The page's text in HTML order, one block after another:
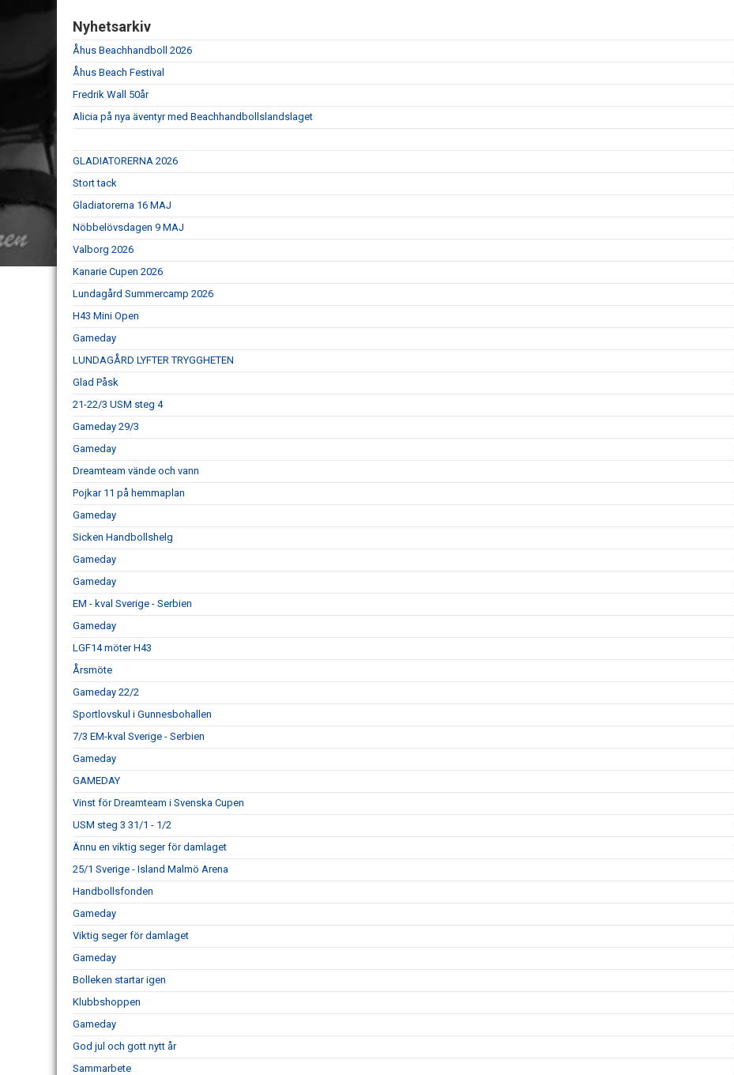
Nyhetsarkiv
Åhus Beachhandboll 2026
Åhus Beach Festival
Fredrik Wall 50år
Alicia på nya äventyr med Beachhandbollslandslaget
GLADIATORERNA 2026
Stort tack
Gladiatorerna 16 MAJ
Nöbbelövsdagen 9 MAJ
Valborg 2026
Kanarie Cupen 2026
Lundagård Summercamp 2026
H43 Mini Open
Gameday
LUNDAGÅRD LYFTER TRYGGHETEN
Glad Påsk
21-22/3 USM steg 4
Gameday 29/3
Gameday
Dreamteam vände och vann
Pojkar 11 på hemmaplan
Gameday
Sicken Handbollshelg
Gameday
Gameday
EM - kval Sverige - Serbien
Gameday
LGF14 möter H43
Årsmöte
Gameday 22/2
Sportlovskul i Gunnesbohallen
7/3 EM-kval Sverige - Serbien
Gameday
GAMEDAY
Vinst för Dreamteam i Svenska Cupen
USM steg 3 31/1 - 1/2
Ännu en viktig seger för damlaget
25/1 Sverige - Island Malmö Arena
Handbollsfonden
Gameday
Viktig seger för damlaget
Gameday
Bolleken startar igen
Klubbshoppen
Gameday
God jul och gott nytt år
Sammarbete